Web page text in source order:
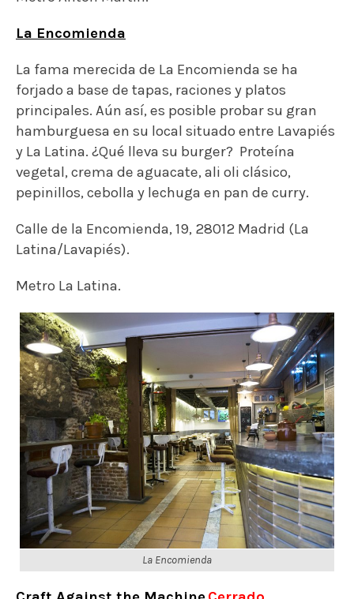
Latina/Lavapiés).
Metro La Latina.
La Encomienda
Craft Against the MachineCerrado
Su lema es: bebe Craft Beerlocal en Madrid, y su
objetivo principal es ofrecer buena cerveza y de
proximidad, por ello apuestan por marcas
nacionales que aseguran un producto fresco y
de calidad. El mejor acompañamiento para estas
cervezas son raciones y tartas.
Además, en este local vegfriendly es posible